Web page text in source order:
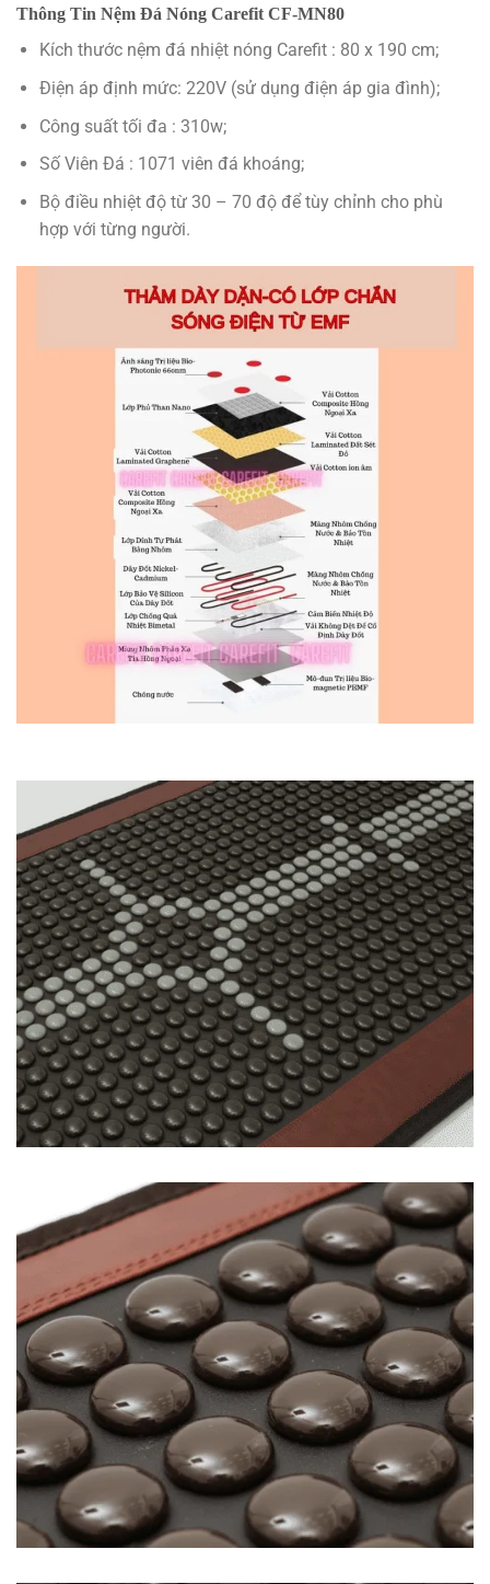
Thông Tin Nệm Đá Nóng Carefit CF-MN80
Kích thước nệm đá nhiệt nóng Carefit : 80 x 190 cm;
Điện áp định mức: 220V (sử dụng điện áp gia đình);
Công suất tối đa : 310w;
Số Viên Đá : 1071 viên đá khoáng;
Bộ điều nhiệt độ từ 30 – 70 độ để tùy chỉnh cho phù
hợp với từng người.